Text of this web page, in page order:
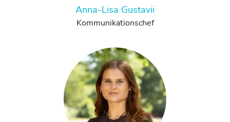
Anna-Lisa Gustavii
Kommunikationschef